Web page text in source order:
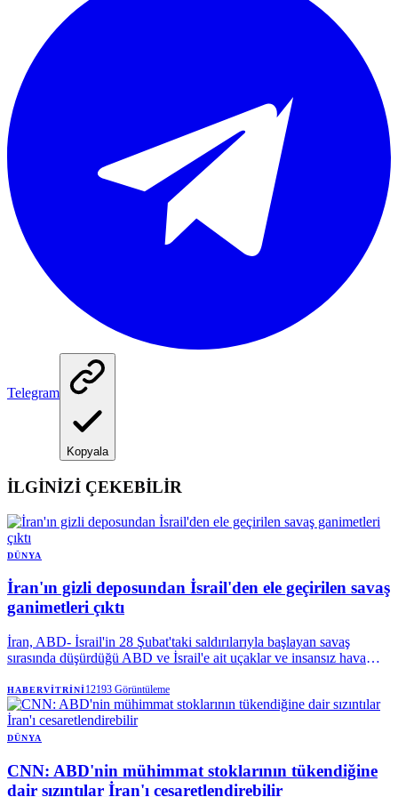
Telegram
Kopyala
İLGİNİZİ ÇEKEBİLİR
DÜNYA
İran'ın gizli deposundan İsrail'den ele geçirilen savaş
ganimetleri çıktı
İran, ABD- İsrail'in 28 Şubat'taki saldırılarıyla başlayan savaş
sırasında düşürdüğü ABD ve İsrail'e ait uçaklar ve insansız hava
HABERVITRINI12193 Görüntüleme
DÜNYA
CNN: ABD'nin mühimmat stoklarının tükendiğine
dair sızıntılar İran'ı cesaretlendirebilir